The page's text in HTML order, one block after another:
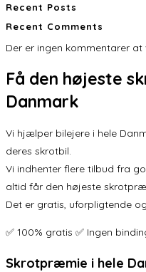
Recent Posts
Recent Comments
Der er ingen kommentarer at
Få den højeste
Danmark
Vi hjælper bilejere i hele
deres skrotbil.
Vi indhenter flere tilbud fra
altid får den højeste
Det er gratis, uforpligtende
✅ 100% gratis ✅ Ingen
Skrotpræmie i hele